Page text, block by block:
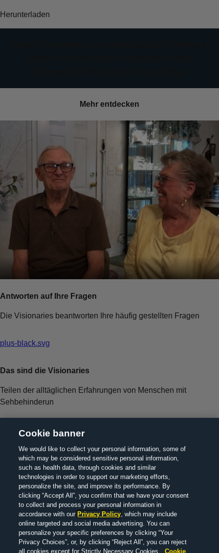
Herunterladen
Mehr entdecken
Antworten auf Ihre Fragen
Die Visionaries beantworten Ihre häufig gestellten Fragen
plus-black.svg
Das sind die Visionaries
Teilen der alltäglichen Erfahrungen von Menschen mit
Sehbehinderun
plus-black.svg
> Über uns > Kontakt > Rechtliche Hinweise >
Datenschutzrichtlinie > MedInfo Your Privacy Choices
© 2022 F. Hoffmann-La Roche Ltd M-XX-00008526
ERSTELLUNGSDATUM: November 2024
Cookie banner
We would like to collect your personal information, some of
which may be considered sensitive personal information,
such as health data, through cookies and similar
technologies in order to support our marketing efforts,
personalize the site, and improve its performance. By
clicking “Accept All”, you confirm that we have your consent
to collect and process your personal information in
accordance with our Privacy Policy, which may include
online targeted and social media advertising. You can
personalize your specific preferences by clicking “Your
Privacy Choices”, or, by clicking “Reject All”, you can reject
all cookies except for Strictly Necessary Cookies.
Cookie